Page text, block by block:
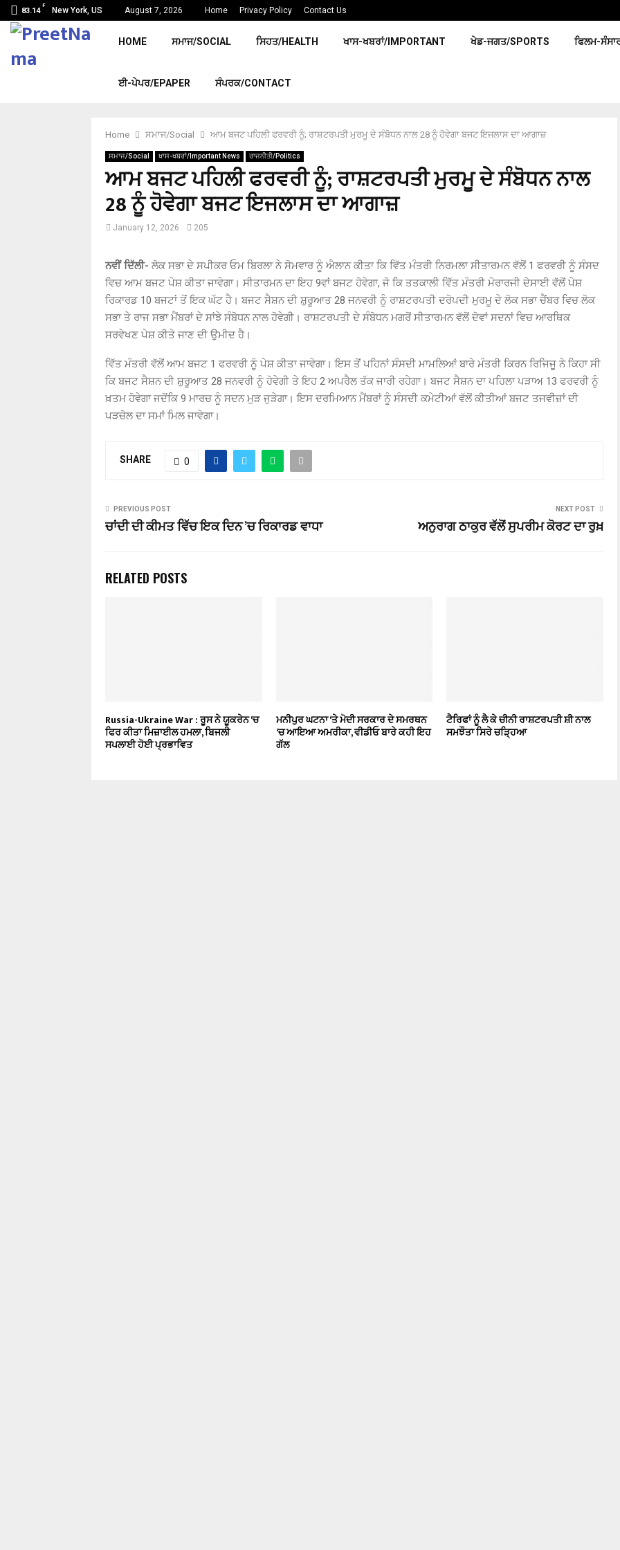
83.14
F
New York, US August 7, 2026 Home Privacy Policy Contact Us
HOME ਸਮਾਜ/SOCIAL ਸਿਹਤ/HEALTH ਖਾਸ-ਖਬਰਾਂ/IMPORTANT ਖੇਡ-ਜਗਤ/SPORTS ਫਿਲਮ-
ਈ-ਪੇਪਰ/EPAPER ਸੰਪਰਕ/CONTACT
Home ਸਮਾਜ/Social ਆਮ ਬਜਟ ਪਹਿਲੀ ਫਰਵਰੀ ਨੂੰ; ਰਾਸ਼ਟਰਪਤੀ ਮੁਰਮੂ ਦੇ ਸੰਬੋਧਨ ਨਾਲ 28 ਨੂੰ ਹੋਵੇਗਾ ਬਜਟ ਇਜਲਾਸ ਦਾ ਆਗਾਜ਼
ਸਮਾਜ/Social ਖਾਸ-ਖਬਰਾਂ/Important News ਰਾਜਨੀਤੀ/Politics
ਆਮ ਬਜਟ ਪਹਿਲੀ ਫਰਵਰੀ ਨੂੰ; ਰਾਸ਼ਟਰਪਤੀ ਮੁਰਮੂ ਦੇ ਸੰਬੋਧਨ ਨਾਲ
28 ਨੂੰ ਹੋਵੇਗਾ ਬਜਟ ਇਜਲਾਸ ਦਾ ਆਗਾਜ਼
January 12, 2026 205
ਨਵੀਂ ਦਿੱਲੀ- ਲੋਕ ਸਭਾ ਦੇ ਸਪੀਕਰ ਓਮ ਬਿਰਲਾ ਨੇ ਸੋਮਵਾਰ ਨੂੰ ਐਲਾਨ ਕੀਤਾ ਕਿ ਵਿੱਤ ਮੰਤਰੀ ਨਿਰਮਲਾ ਸੀਤਾਰਮਨ ਵੱਲੋਂ 1 ਫਰਵਰੀ ਨੂੰ ਸੰਸਦ
ਵਿਚ ਆਮ ਬਜਟ ਪੇਸ਼ ਕੀਤਾ ਜਾਵੇਗਾ। ਸੀਤਾਰਮਨ ਦਾ ਇਹ 9ਵਾਂ ਬਜਟ ਹੋਵੇਗਾ, ਜੋ ਕਿ ਤਤਕਾਲੀ ਵਿੱਤ ਮੰਤਰੀ ਮੋਰਾਰਜੀ ਦੇਸਾਈ ਵੱਲੋਂ ਪੇਸ਼
ਰਿਕਾਰਡ 10 ਬਜਟਾਂ ਤੋਂ ਇਕ ਘੱਟ ਹੈ। ਬਜਟ ਸੈਸ਼ਨ ਦੀ ਸ਼ੁਰੂਆਤ 28 ਜਨਵਰੀ ਨੂੰ ਰਾਸ਼ਟਰਪਤੀ ਦਰੋਪਦੀ ਮੁਰਮੂ ਦੇ ਲੋਕ ਸਭਾ ਚੈਂਬਰ ਵਿਚ ਲੋਕ
ਸਭਾ ਤੇ ਰਾਜ ਸਭਾ ਮੈਂਬਰਾਂ ਦੇ ਸਾਂਝੇ ਸੰਬੋਧਨ ਨਾਲ ਹੋਵੇਗੀ। ਰਾਸ਼ਟਰਪਤੀ ਦੇ ਸੰਬੋਧਨ ਮਗਰੋਂ ਸੀਤਾਰਮਨ ਵੱਲੋਂ ਦੋਵਾਂ ਸਦਨਾਂ ਵਿਚ ਆਰਥਿਕ
ਸਰਵੇਖਣ ਪੇਸ਼ ਕੀਤੇ ਜਾਣ ਦੀ ਉਮੀਦ ਹੈ।
ਵਿੱਤ ਮੰਤਰੀ ਵੱਲੋਂ ਆਮ ਬਜਟ 1 ਫਰਵਰੀ ਨੂੰ ਪੇਸ਼ ਕੀਤਾ ਜਾਵੇਗਾ। ਇਸ ਤੋਂ ਪਹਿਨਾਂ ਸੰਸਦੀ ਮਾਮਲਿਆਂ ਬਾਰੇ ਮੰਤਰੀ ਕਿਰਨ ਰਿਜਿਜੂ ਨੇ ਕਿਹਾ ਸੀ
ਕਿ ਬਜਟ ਸੈਸ਼ਨ ਦੀ ਸ਼ੁਰੂਆਤ 28 ਜਨਵਰੀ ਨੂੰ ਹੋਵੇਗੀ ਤੇ ਇਹ 2 ਅਪਰੈਲ ਤੱਕ ਜਾਰੀ ਰਹੇਗਾ। ਬਜਟ ਸੈਸ਼ਨ ਦਾ ਪਹਿਲਾ ਪੜਾਅ 13 ਫਰਵਰੀ ਨੂੰ
ਖ਼ਤਮ ਹੋਵੇਗਾ ਜਦੋਂਕਿ 9 ਮਾਰਚ ਨੂੰ ਸਦਨ ਮੁੜ ਜੁੜੇਗਾ। ਇਸ ਦਰਮਿਆਨ ਮੈਂਬਰਾਂ ਨੂੰ ਸੰਸਦੀ ਕਮੇਟੀਆਂ ਵੱਲੋਂ ਕੀਤੀਆਂ ਬਜਟ ਤਜਵੀਜ਼ਾਂ ਦੀ
ਪੜਚੋਲ ਦਾ ਸਮਾਂ ਮਿਲ ਜਾਵੇਗਾ।
SHARE 0
PREVIOUS POST
ਚਾਂਦੀ ਦੀ ਕੀਮਤ ਵਿੱਚ ਇਕ ਦਿਨ ’ਚ ਰਿਕਾਰਡ ਵਾਧਾ
NEXT POST
ਅਨੁਰਾਗ ਠਾਕੁਰ ਵੱਲੋਂ ਸੁਪਰੀਮ ਕੋਰਟ ਦਾ ਰੁਖ਼
RELATED POSTS
Russia-Ukraine War : ਰੂਸ ਨੇ ਯੂਕਰੇਨ ‘ਚ
ਫਿਰ ਕੀਤਾ ਮਿਜ਼ਾਈਲ ਹਮਲਾ, ਬਿਜਲੀ
ਸਪਲਾਈ ਹੋਈ ਪ੍ਰਭਾਵਿਤ
ਮਨੀਪੁਰ ਘਟਨਾ ‘ਤੇ ਮੋਦੀ ਸਰਕਾਰ ਦੇ ਸਮਰਥਨ
‘ਚ ਆਇਆ ਅਮਰੀਕਾ, ਵੀਡੀਓ ਬਾਰੇ ਕਹੀ ਇਹ
ਗੱਲ
ਟੈਰਿਫਾਂ ਨੂੰ ਲੈ ਕੇ ਚੀਨੀ ਰਾਸ਼ਟਰਪਤੀ ਸ਼ੀ ਨਾਲ
ਸਮਝੌਤਾ ਸਿਰੇ ਚੜ੍ਹਿਆ